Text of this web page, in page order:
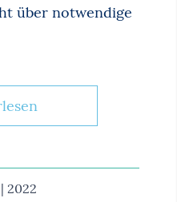
über notwendige
2022